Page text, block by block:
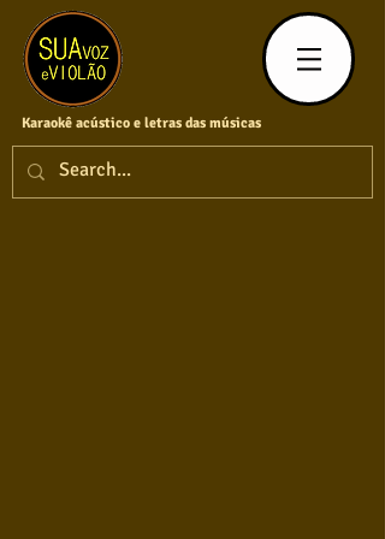
Karaokê acústico e letras das músicas